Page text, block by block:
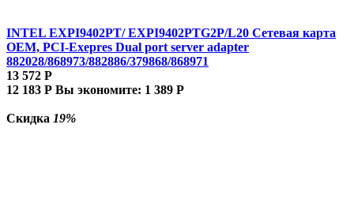
INTEL EXPI9402PT/ EXPI9402PTG2P/L20 Сетевая карта
OEM, PCI-Exepres Dual port server adapter
882028/868973/882886/379868/868971
13 572 Р
12 183 Р Вы экономите: 1 389 Р
Скидка 19%